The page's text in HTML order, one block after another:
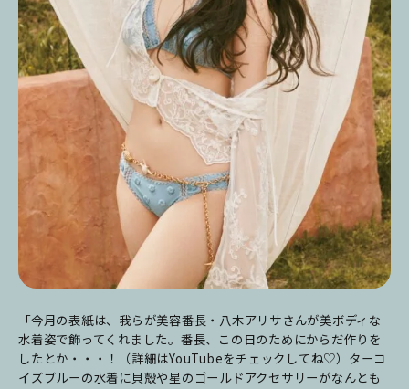
「今月の表紙は、我らが美容番長・八木アリサさんが美ボディな
水着姿で飾ってくれました。 番長、この日のためにからだ作りを
したとか・・・！（詳細はYouTubeをチェックしてね♡） ターコ
イズブルーの水着に貝殻や星のゴールドアクセサリーがなんとも